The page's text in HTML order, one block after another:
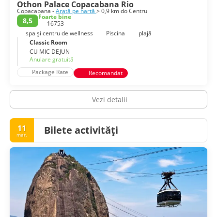
Othon Palace Copacabana Rio
Copacabana -Arată pe hartă > 0,9 km do Centru
8,5
Foarte bine
16753
spa și centru de wellness
Piscina
plajă
Classic Room
CU MIC DEJUN
Anulare gratuită
Package Rate
Recomandat
Vezi detalii
11
mar. Bilete activități